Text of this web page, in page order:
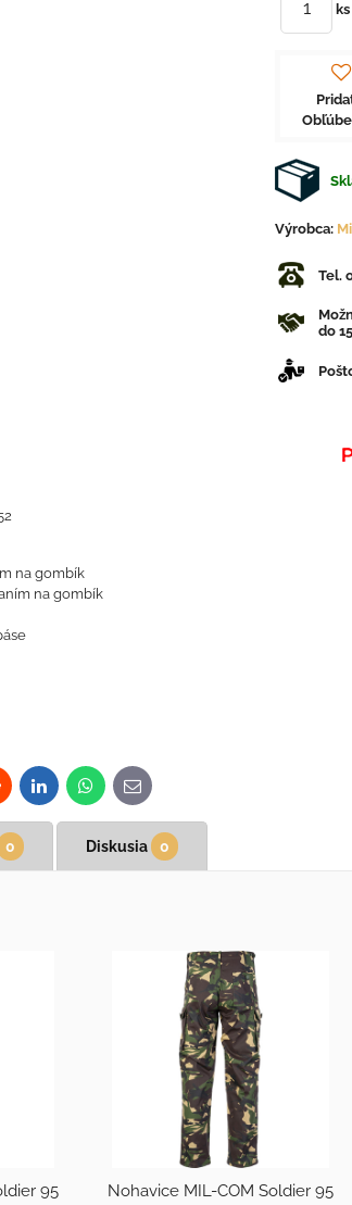
ks
Výrobca:
Tel.
do
na gombík
na gombík
LinkedInWhatsApp
E-
mail
0 Diskusia 0
95
Nohavice MIL-COM Soldier 95